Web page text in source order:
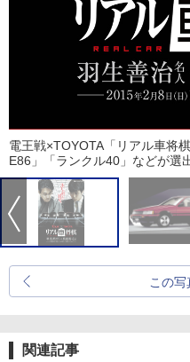
電王戦×TOYOTA「リアル車将
E86」「ランクル40」などが選
この
関連記事